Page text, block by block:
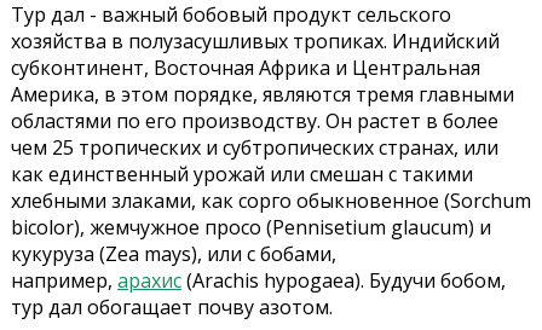
Тур дал - важный бобовый продукт сельского
хозяйства в полузасушливых тропиках. Индийский
субконтинент, Восточная Африка и Центральная
Америка, в этом порядке, являются тремя главными
областями по его производству. Он растет в более
чем 25 тропических и субтропических странах, или
как единственный урожай или смешан с такими
хлебными злаками, как сорго обыкновенное (Sorchum
bicolor), жемчужное просо (Pennisetium glaucum) и
кукуруза (Zea mays), или с бобами,
например, арахис(Arachis hypogaea). Будучи бобом,
тур дал обогащает почву азотом.